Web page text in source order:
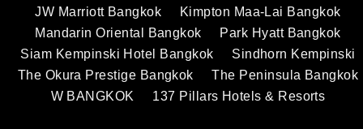
JW Marriott Bangkok
Kimpton Maa-Lai Bangkok
Mandarin Oriental Bangkok
Park Hyatt Bangkok
Siam Kempinski Hotel Bangkok
Sindhorn Kempinski
The Okura Prestige Bangkok
The Peninsula Bangkok
W BANGKOK
137 Pillars Hotels & Resorts